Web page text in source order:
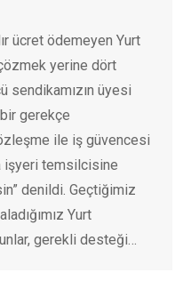
ücret ödemeyen Yurt
yerine dört
sendikamızın üyesi
gerekçe
ile iş güvencesi
işyeri temsilcisine
denildi. Geçtiğimiz
Yurt
gerekli desteği…